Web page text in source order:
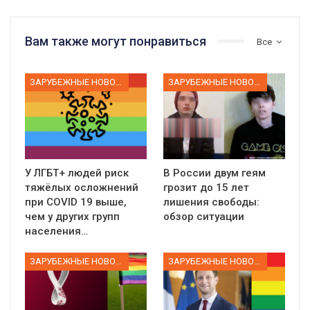
Все
Вам также могут понравиться
ЗАРУБЕЖНЫЕ НОВОСТИ
У ЛГБТ+ людей риск
тяжёлых осложнений
при COVID 19 выше,
чем у других групп
населения…
ЗАРУБЕЖНЫЕ НОВОСТИ
В России двум геям
грозит до 15 лет
лишения свободы:
обзор ситуации